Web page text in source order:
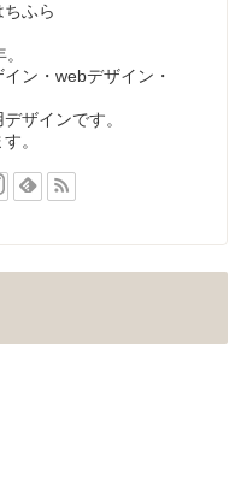
ふら
ン・webデザイン・
ザインです。
。